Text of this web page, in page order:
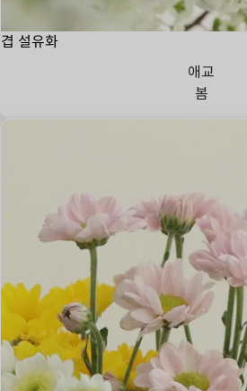
겹 설유화
애교
봄